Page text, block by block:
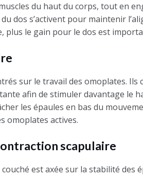
du haut du corps, tout en
dos s’activent pour maintenir
plus le gain pour le dos est
sur le travail des omoplates. Ils
afin de stimuler davantage le
les épaules en bas du
omoplates actives.
scapulaire
est axée sur la stabilité des